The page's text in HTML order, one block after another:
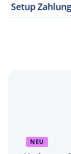
Setup
NEU